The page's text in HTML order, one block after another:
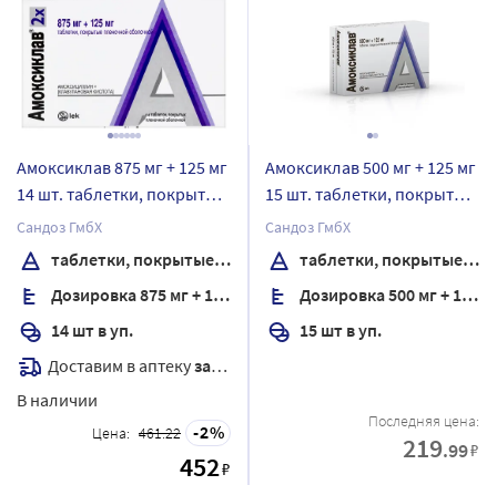
Амоксиклав 875 мг + 125 мг
14 шт. таблетки, покрытые
пленочной оболочкой
Сандоз ГмбХ
таблетки, покрытые пленочной оболочкой
Дозировка 875 мг + 125 мг
14 шт в уп.
Доставим в аптекузавтра
В наличии
Цена: 461.22 2
452₽
Амоксиклав 500 мг + 125 мг
15 шт. таблетки, покрытые
пленочной оболочкой
Сандоз ГмбХ
таблетки, покрытые пленочной оболочкой
Дозировка 500 мг + 125 мг
15 шт в уп.
Последняя цена:
219.99₽